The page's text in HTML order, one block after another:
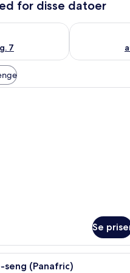
for disse datoer
7
aften aug. 6 - aug. 7
Tjek
Et hotelværelse med en stor
Se
Et hotelværelse med seng,
seng (Panafric)